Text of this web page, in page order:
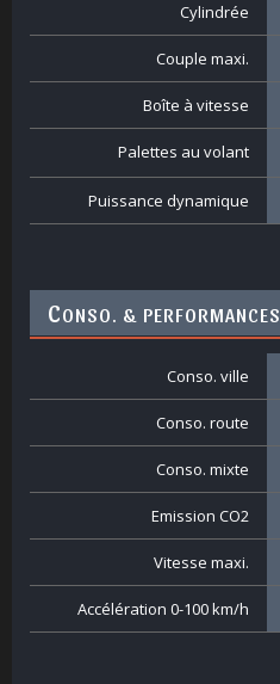
Cylindrée
Couple maxi.
Boîte à vitesse
Palettes au volant
Puissance dynamique
CONSO. & PERFORMANCES
Conso. ville
Conso. route
Conso. mixte
Emission CO2
Vitesse maxi.
Accélération 0-100 km/h